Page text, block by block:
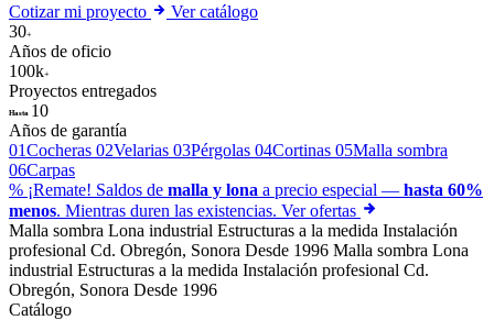
Cotizar mi proyecto
Ver catálogo
30+
Años de oficio
100k+
Proyectos entregados
Hasta 10
Años de garantía
01Cocheras 02Velarias 03Pérgolas 04Cortinas 05Malla sombra
06Carpas
% ¡Remate! Saldos de malla y lona a precio especial — hasta 60%
menos. Mientras duren las existencias. Ver ofertas
Malla sombra Lona industrial Estructuras a la medida Instalación
profesional Cd. Obregón, Sonora Desde 1996 Malla sombra Lona
industrial Estructuras a la medida Instalación profesional Cd.
Obregón, Sonora Desde 1996
Catálogo